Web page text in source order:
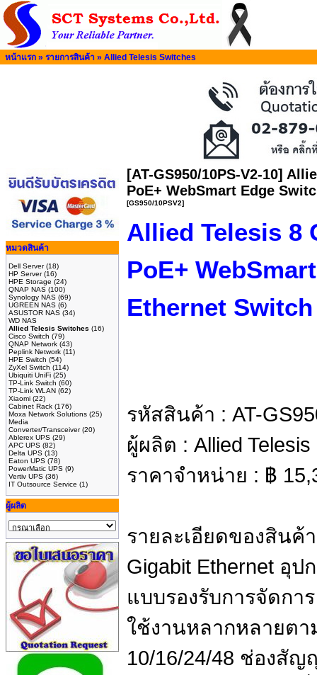
หน้าแรก » รายการสินค้า » Allied Telesis Switches
หมวดสินค้า
Dell Server(18)
HP Server(16)
HPE Storage (24)
QNAP NAS (100)
Synology NAS (69)
UGREEN NAS (6)
ASUSTOR NAS (34)
WD NAS
Allied Telesis Switches (16)
Cisco Switch (79)
QNAP Network (43)
Peplink Network (11)
HPE Switch (54)
ZyXel Switch (114)
Ubiquiti UniFi (25)
TP-Link Switch (60)
TP-Link WLAN (62)
Xiaomi (22)
Cabinet Rack (176)
Moxa Network Solutions (25)
Media
Converter/Transceiver(20)
Ablerex UPS (29)
APC UPS (82)
Delta UPS (13)
Eaton UPS (78)
PowerMatic UPS (9)
Vertiv UPS (36)
IT Outsource Service (1)
ผู้ผลิต
[AT-GS950/10PS-V2-10]
PoE+ WebSmart Edge
[GS950/10PSV2]
Allied Telesis 8
PoE+
Ethernet Switch
รหัสสินค้า : AT-
ผู้ผลิต : Allied Telesis
ราคาจำหน่าย : ฿
รายละเอียดของสินค้
Gigabit Ethernet อุ
แบบรองรับการจัดกา
ใช้งานหลากหลายต
10/16/24/48 ช่องสั